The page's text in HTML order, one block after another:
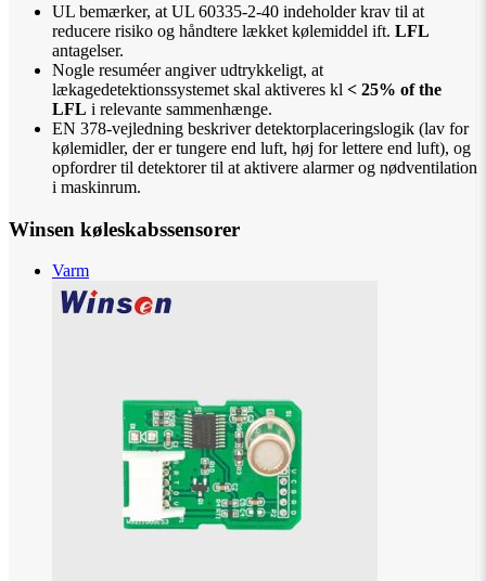
UL bemærker, at UL 60335-2-40 indeholder krav til at
reducere risiko og håndtere lækket kølemiddel ift. LFL
antagelser.
Nogle resuméer angiver udtrykkeligt, at
lækagedetektionssystemet skal aktiveres kl < 25% of the
LFL i relevante sammenhænge.
EN 378-vejledning beskriver detektorplaceringslogik (lav for
kølemidler, der er tungere end luft, høj for lettere end luft), og
opfordrer til detektorer til at aktivere alarmer og nødventilation
i maskinrum.
Winsen køleskabssensorer
Varm